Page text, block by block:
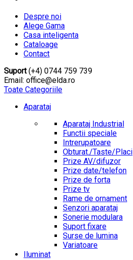
Despre noi
Alege Gama
Casa inteligenta
Cataloage
Contact
Suport(+4) 0744 759 739
Email: office@elda.ro
Toate Categoriile
Aparataj
Aparataj Industrial
Functii speciale
Intrerupatoare
Obturat./Taste/Placi
Prize AV/difuzor
Prize date/telefon
Prize de forta
Prize tv
Rame de ornament
Senzori aparataj
Sonerie modulara
Suport fixare
Surse de lumina
Variatoare
Iluminat